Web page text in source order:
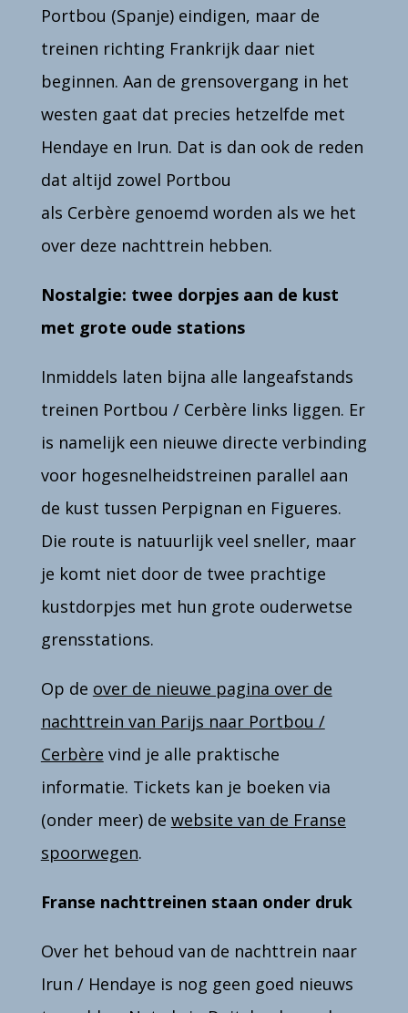
Portbou (Spanje) eindigen, maar de
treinen richting Frankrijk daar niet
beginnen. Aan de grensovergang in het
westen gaat dat precies hetzelfde met
Hendaye en Irun. Dat is dan ook de reden
dat altijd zowel Portbou
als Cerbère genoemd worden als we het
over deze nachttrein hebben.
Nostalgie: twee dorpjes aan de kust
met grote oude stations
Inmiddels laten bijna alle langeafstands
treinen Portbou / Cerbère links liggen. Er
is namelijk een nieuwe directe verbinding
voor hogesnelheidstreinen parallel aan
de kust tussen Perpignan en Figueres.
Die route is natuurlijk veel sneller, maar
je komt niet door de twee prachtige
kustdorpjes met hun grote ouderwetse
grensstations.
Op de over de nieuwe pagina over de
nachttrein van Parijs naar Portbou /
Cerbère vind je alle praktische
informatie. Tickets kan je boeken via
(onder meer) de website van de Franse
spoorwegen.
Franse nachttreinen staan onder druk
Over het behoud van de nachttrein naar
Irun / Hendaye is nog geen goed nieuws